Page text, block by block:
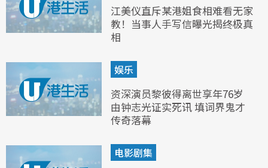
江美仪直斥某港姐食相难看无家
教！当事人手写信曝光揭终极真
相
娱乐
资深演员黎彼得离世享年76岁
由钟志光证实死讯 填词界鬼才
传奇落幕
电影剧集